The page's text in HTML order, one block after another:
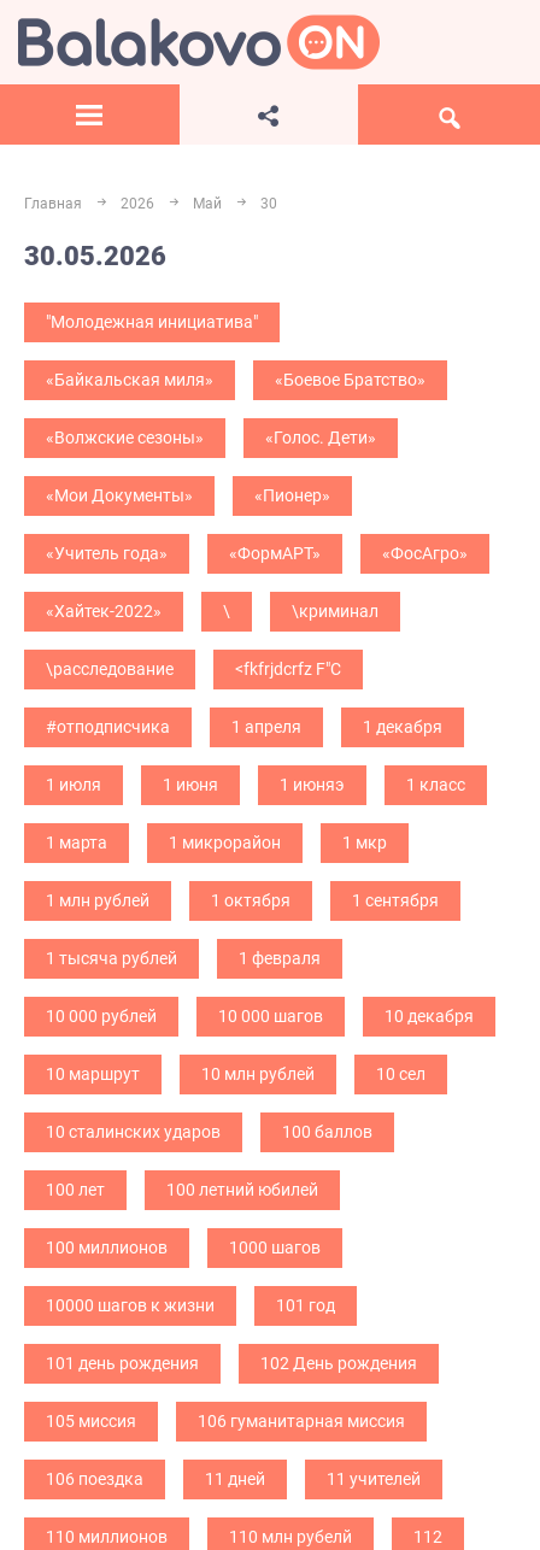
Главная 2026 Май 30
30.05.2026
"Молодежная инициатива"
«Байкальская миля» «Боевое Братство»
«Волжские сезоны» «Голос. Дети»
«Мои Документы» «Пионер»
«Учитель года» «ФормАРТ» «ФосАгро»
«Хайтек-2022» \ \криминал
\расследование <fkfrjdcrfz F"C
#отподписчика 1 апреля 1 декабря
1 июля 1 июня 1 июняэ 1 класс
1 марта 1 микрорайон 1 мкр
1 млн рублей 1 октября 1 сентября
1 тысяча рублей 1 февраля
10 000 рублей 10 000 шагов 10 декабря
10 маршрут 10 млн рублей 10 сел
10 сталинских ударов 100 баллов
100 лет 100 летний юбилей
100 миллионов 1000 шагов
10000 шагов к жизни 101 год
101 день рождения 102 День рождения
105 миссия 106 гуманитарная миссия
106 поездка 11 дней 11 учителей
110 миллионов 110 млн рубелй 112